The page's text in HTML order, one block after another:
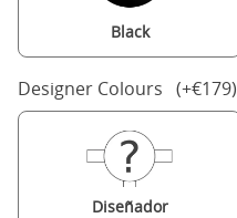
Black
Designer Colours (+€179)
Diseñador